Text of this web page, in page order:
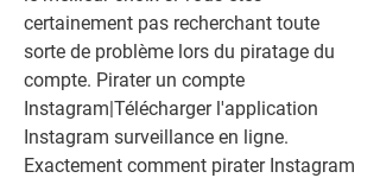
certainement pas recherchant toute
sorte de problème lors du piratage du
compte. Pirater un compte
Instagram|Télécharger l'application
Instagram surveillance en ligne.
Exactement comment pirater Instagram